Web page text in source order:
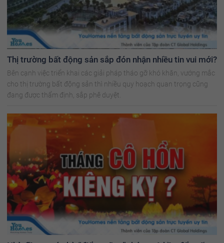
Thị trường bất động sản sắp đón nhận nhiều tin vui mới?
Bên cạnh việc triển khai các giải pháp tháo gỡ khó khăn, vướng mắc
cho thị trường bất động sản thì nhiều quy hoạch quan trọng cũng
đang được thẩm định, sắp phê duyệt.